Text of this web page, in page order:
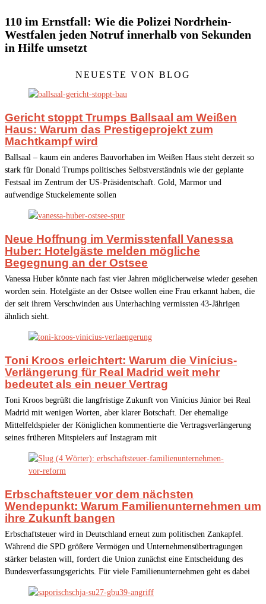
110 im Ernstfall: Wie die Polizei Nordrhein-
Westfalen jeden Notruf innerhalb von Sekunden
in Hilfe umsetzt
NEUESTE VON BLOG
Gericht stoppt Trumps Ballsaal am Weißen
Haus: Warum das Prestigeprojekt zum
Machtkampf wird
Ballsaal – kaum ein anderes Bauvorhaben im Weißen Haus steht derzeit so
stark für Donald Trumps politisches Selbstverständnis wie der geplante
Festsaal im Zentrum der US-Präsidentschaft. Gold, Marmor und
aufwendige Stuckelemente sollen
Neue Hoffnung im Vermisstenfall Vanessa
Huber: Hotelgäste melden mögliche
Begegnung an der Ostsee
Vanessa Huber könnte nach fast vier Jahren möglicherweise wieder gesehen
worden sein. Hotelgäste an der Ostsee wollen eine Frau erkannt haben, die
der seit ihrem Verschwinden aus Unterhaching vermissten 43-Jährigen
ähnlich sieht.
Toni Kroos erleichtert: Warum die Vinícius-
Verlängerung für Real Madrid weit mehr
bedeutet als ein neuer Vertrag
Toni Kroos begrüßt die langfristige Zukunft von Vinícius Júnior bei Real
Madrid mit wenigen Worten, aber klarer Botschaft. Der ehemalige
Mittelfeldspieler der Königlichen kommentierte die Vertragsverlängerung
seines früheren Mitspielers auf Instagram mit
Erbschaftsteuer vor dem nächsten
Wendepunkt: Warum Familienunternehmen um
ihre Zukunft bangen
Erbschaftsteuer wird in Deutschland erneut zum politischen Zankapfel.
Während die SPD größere Vermögen und Unternehmensübertragungen
stärker belasten will, fordert die Union zunächst eine Entscheidung des
Bundesverfassungsgerichts. Für viele Familienunternehmen geht es dabei